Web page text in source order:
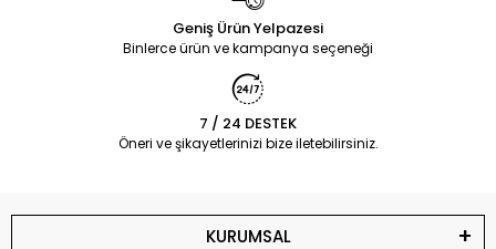
Geniş Ürün Yelpazesi
Binlerce ürün ve kampanya seçeneği
7 / 24 DESTEK
Öneri ve şikayetlerinizi bize iletebilirsiniz.
KURUMSAL